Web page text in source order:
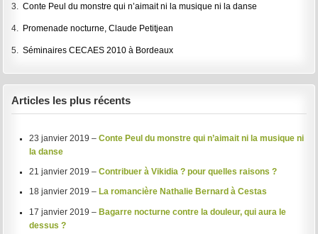
3.Conte Peul du monstre qui n’aimait ni la musique ni la danse
4. Promenade nocturne, Claude Petitjean
5.Séminaires CECAES 2010 à Bordeaux
Articles les plus récents
23 janvier 2019 – Conte Peul du monstre qui n’aimait ni la musique ni
la danse
21 janvier 2019 – Contribuer à Vikidia ? pour quelles raisons ?
18 janvier 2019 – La romancière Nathalie Bernard à Cestas
17 janvier 2019 – Bagarre nocturne contre la douleur, qui aura le
dessus ?